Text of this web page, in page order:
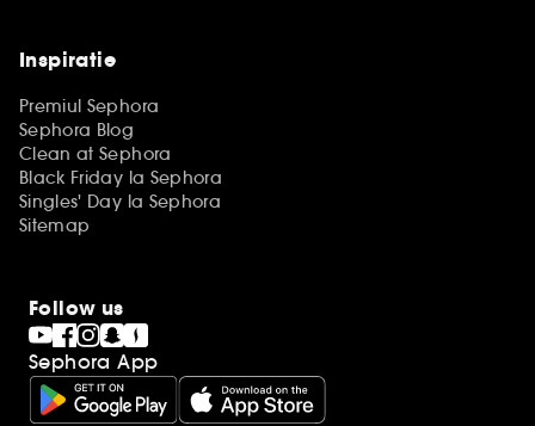
Inspiratie
Premiul Sephora
Sephora Blog
Clean at Sephora
Black Friday la Sephora
Singles' Day la Sephora
Sitemap
Follow us
Sephora App